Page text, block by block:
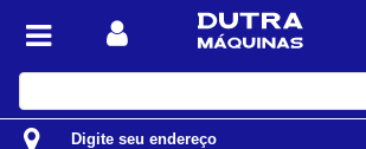
Digite
Digite seu endereço